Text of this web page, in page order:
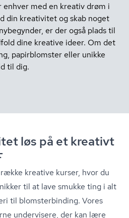
med en kreativ drøm i
din kreativitet og skab noget
er der også plads til
dine kreative ideer. Om det
papirblomster eller unikke
til dig.
løs på et kreativt
kreative kurser, hvor du
til at lave smukke ting i alt
til blom­ster­bin­ding. Vores
undervisere, der kan lære